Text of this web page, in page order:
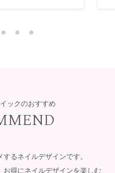
ックのおすすめ
るネイルデザインです。
得にネイルデザインを楽しむ